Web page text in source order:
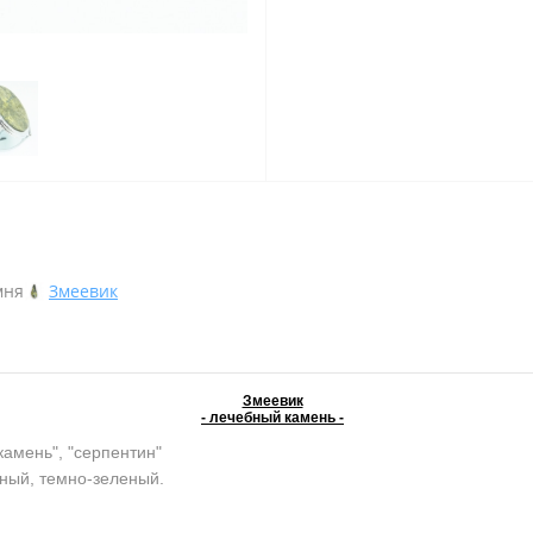
Змеевик
Змеевик
- лечебный камень -
"серпентин"
темно-зеленый.